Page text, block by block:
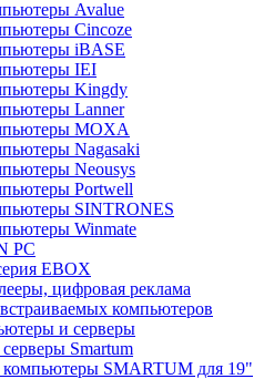
Avalue
Cincoze
iBASE
IEI
Kingdy
Lanner
MOXA
Nagasaki
Neousys
Portwell
SINTRONES
Winmate
PC
EBOX
цифровая реклама
компьютеров
и серверы
Smartum
SMARTUM для 19"